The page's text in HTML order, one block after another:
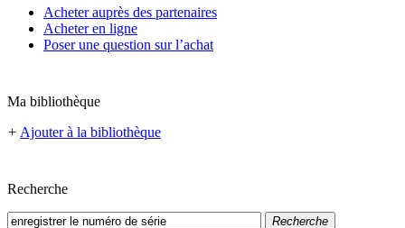
Acheter auprès des partenaires
Acheter en ligne
Poser une question sur l’achat
Ma bibliothèque
+ Ajouter à la bibliothèque
Recherche
Recherche